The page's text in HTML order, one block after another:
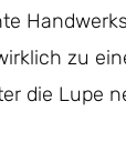
zu
die Lupe